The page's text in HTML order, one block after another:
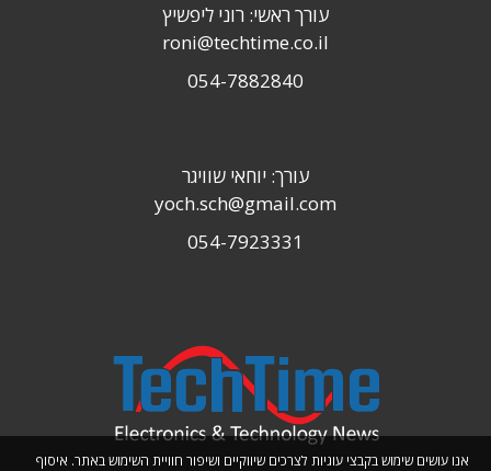
אנו עושים שימוש בקבצי עוגיות לצרכים שיווקיים ושיפור חוויית השימוש באתר. איסוף
עורך ראשי: רוני ליפשיץ
roni@techtime.co.il
054-7882840
עורך: יוחאי שוויגר
yoch.sch@gmail.com
054-7923331